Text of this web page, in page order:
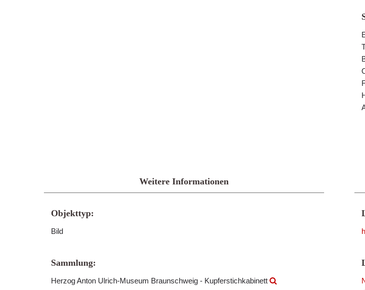
Weitere Informationen
Objekttyp:
Bild
Sammlung:
Herzog Anton Ulrich-Museum Braunschweig - Kupferstichkabinett